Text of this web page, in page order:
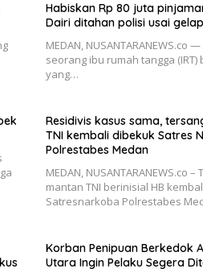
Habiskan Rp 80 juta
Dairi ditahan polisi usai
MEDAN, NUSANTARANEWS.co
seorang ibu rumah tangga (IRT)
yang…
Residivis kasus sama,
TNI kembali dibekuk Satres
Polrestabes Medan
MEDAN, NUSANTARANEWS.co
mantan TNI berinisial HB
Satresnarkoba Polrestabes
Korban Penipuan Berkedok
Utara Ingin Pelaku Segera